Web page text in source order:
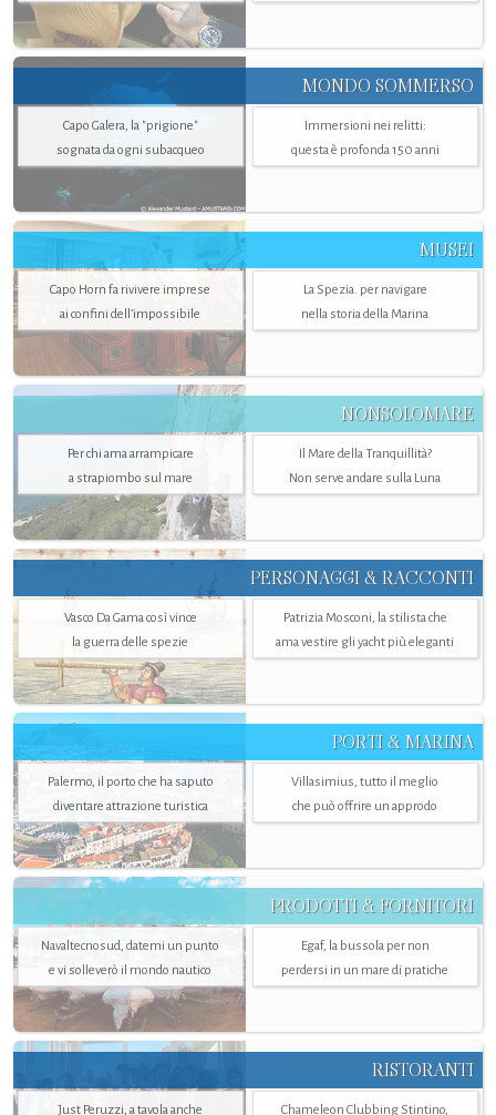
MONDO SOMMERSO
Capo Galera, la "prigione"
sognata da ogni subacqueo
Immersioni nei relitti:
questa è profonda 150 anni
MUSEI
Capo Horn fa rivivere imprese
ai confini dell’impossibile
La Spezia. per navigare
nella storia della Marina
NONSOLOMARE
Per chi ama arrampicare
a strapiombo sul mare
Il Mare della Tranquillità?
Non serve andare sulla Luna
PERSONAGGI & RACCONTI
Vasco Da Gama così vince
la guerra delle spezie
Patrizia Mosconi, la stilista che
ama vestire gli yacht più eleganti
PORTI & MARINA
Palermo, il porto che ha saputo
diventare attrazione turistica
Villasimius, tutto il meglio
che può offrire un approdo
PRODOTTI & FORNITORI
Navaltecnosud, datemi un punto
e vi solleverò il mondo nautico
Egaf, la bussola per non
perdersi in un mare di pratiche
RISTORANTI
Just Peruzzi, a tavola anche Chameleon Clubbing Stintino,